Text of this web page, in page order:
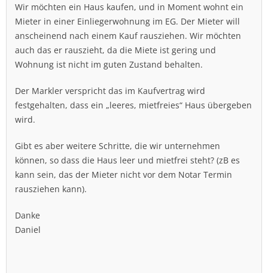
Wir möchten ein Haus kaufen, und in Moment wohnt ein
Mieter in einer Einliegerwohnung im EG. Der Mieter will
anscheinend nach einem Kauf rausziehen. Wir möchten
auch das er rauszieht, da die Miete ist gering und
Wohnung ist nicht im guten Zustand behalten.
Der Markler verspricht das im Kaufvertrag wird
festgehalten, dass ein „leeres, mietfreies“ Haus übergeben
wird.
Gibt es aber weitere Schritte, die wir unternehmen
können, so dass die Haus leer und mietfrei steht? (zB es
kann sein, das der Mieter nicht vor dem Notar Termin
rausziehen kann).
Danke
Daniel